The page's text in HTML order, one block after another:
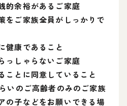
的余裕があるご家庭
をご家族全員がしっかりで
健康であること
っしゃらないご家庭
ことに同意していること
いのご高齢者のみのご家族
の子などをお願いできる場